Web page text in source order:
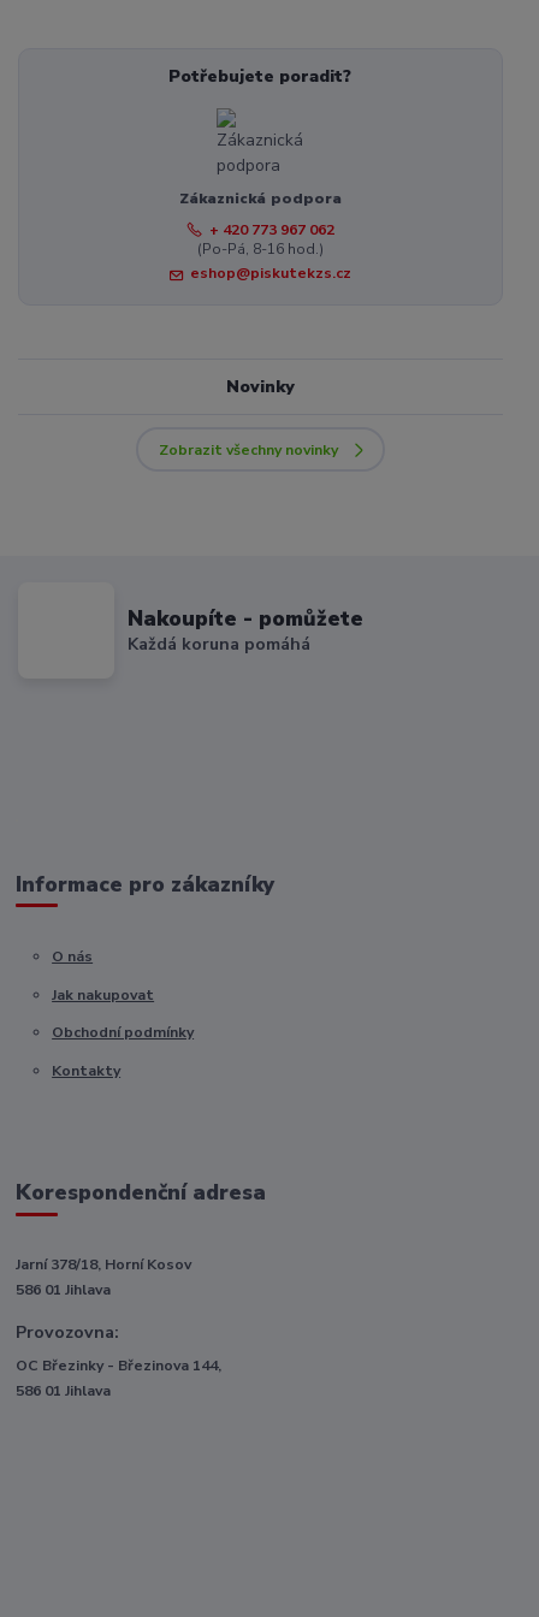
Potřebujete poradit?
Zákaznická podpora
+ 420 773 967 062
(Po-Pá, 8-16 hod.)
eshop@piskutekzs.cz
Novinky
Zobrazit všechny novinky
Nakoupíte - pomůžete
Každá koruna pomáhá
Informace pro zákazníky
O nás
Jak nakupovat
Obchodní podmínky
Kontakty
Korespondenční adresa
Jarní 378/18, Horní Kosov
586 01 Jihlava
Provozovna:
OC Březinky - Březinova 144,
586 01 Jihlava